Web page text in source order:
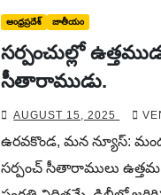
ఆంధ్రప్రదేశ్ జాతీయం
సర్పంచుల్లో
సీతారాముడు.
AUGUST 15, 2025
ఉరవకొండ, మన న్యూస్:
సర్పంచ్ సీతారాములు ఉత్తమ